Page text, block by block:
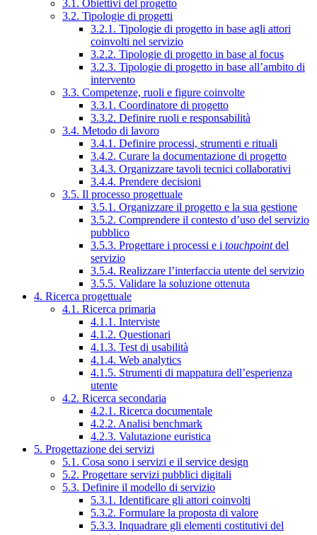
3.1. Obiettivi del progetto
3.2. Tipologie di progetti
3.2.1. Tipologie di progetto in base agli attori
coinvolti nel servizio
3.2.2. Tipologie di progetto in base al focus
3.2.3. Tipologie di progetto in base all’ambito di
intervento
3.3. Competenze, ruoli e figure coinvolte
3.3.1. Coordinatore di progetto
3.3.2. Definire ruoli e responsabilità
3.4. Metodo di lavoro
3.4.1. Definire processi, strumenti e rituali
3.4.2. Curare la documentazione di progetto
3.4.3. Organizzare tavoli tecnici collaborativi
3.4.4. Prendere decisioni
3.5. Il processo progettuale
3.5.1. Organizzare il progetto e la sua gestione
3.5.2. Comprendere il contesto d’uso del servizio
pubblico
3.5.3. Progettare i processi e i touchpointdel
servizio
3.5.4. Realizzare l’interfaccia utente del servizio
3.5.5. Validare la soluzione ottenuta
4. Ricerca progettuale
4.1. Ricerca primaria
4.1.1. Interviste
4.1.2. Questionari
4.1.3. Test di usabilità
4.1.4. Web analytics
4.1.5. Strumenti di mappatura dell’esperienza
utente
4.2. Ricerca secondaria
4.2.1. Ricerca documentale
4.2.2. Analisi benchmark
4.2.3. Valutazione euristica
5. Progettazione dei servizi
5.1. Cosa sono i servizi e il service design
5.2. Progettare servizi pubblici digitali
5.3. Definire il modello di servizio
5.3.1. Identificare gli attori coinvolti
5.3.2. Formulare la proposta di valore
5.3.3. Inquadrare gli elementi costitutivi del